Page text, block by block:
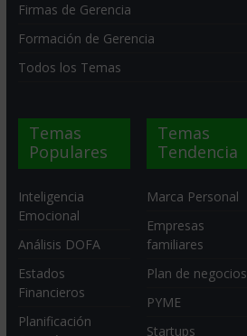
Firmas de Gerencia
Formación de Gerencia
Todos los Temas
Temas
Populares
Inteligencia
Emocional
Análisis DOFA
Estados
Financieros
Planificación
Temas
Tendencia
Marca Personal
Empresas
familiares
Plan de negocios
PYME
Startups